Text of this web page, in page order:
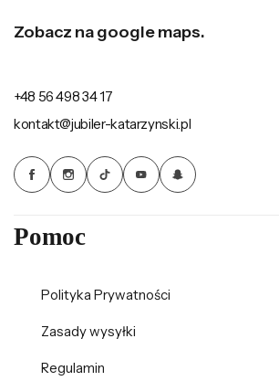
Zobacz na google maps.
+48 56 498 34 17
kontakt@jubiler-katarzynski.pl
Pomoc
Polityka Prywatności
Zasady wysyłki
Regulamin